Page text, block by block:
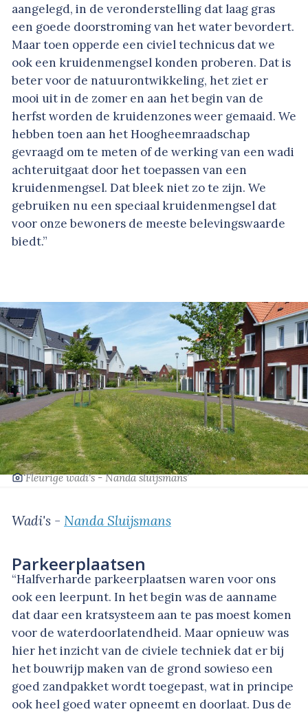
aangelegd, in de veronderstelling dat laag gras
een goede doorstroming van het water bevordert.
Maar toen opperde een civiel technicus dat we
ook een kruidenmengsel konden proberen. Dat is
beter voor de natuurontwikkeling, het ziet er
mooi uit in de zomer en aan het begin van de
herfst worden de kruidenzones weer gemaaid. We
hebben toen aan het Hoogheemraadschap
gevraagd om te meten of de werking van een wadi
achteruitgaat door het toepassen van een
kruidenmengsel. Dat bleek niet zo te zijn. We
gebruiken nu een speciaal kruidenmengsel dat
voor onze bewoners de meeste belevingswaarde
biedt.”
‘Fleurige wadi's - Nanda sluijsmans’
Wadi's - Nanda Sluijsmans
Parkeerplaatsen
“Halfverharde parkeerplaatsen waren voor ons
ook een leerpunt. In het begin was de aanname
dat daar een kratsysteem aan te pas moest komen
voor de waterdoorlatendheid. Maar opnieuw was
hier het inzicht van de civiele techniek dat er bij
het bouwrijp maken van de grond sowieso een
goed zandpakket wordt toegepast, wat in principe
ook heel goed water opneemt en doorlaat. Dus de